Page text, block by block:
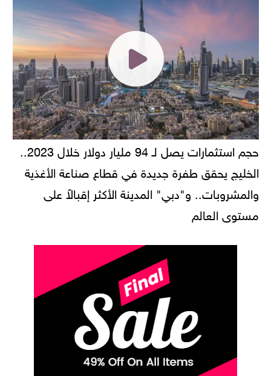
الخليج يحقق طفرة جديدة في قطاع صناعة الأغذية
والمشروبات.. و"دبي" المدينة الأكثر إقبالاً على
مستوى العالم